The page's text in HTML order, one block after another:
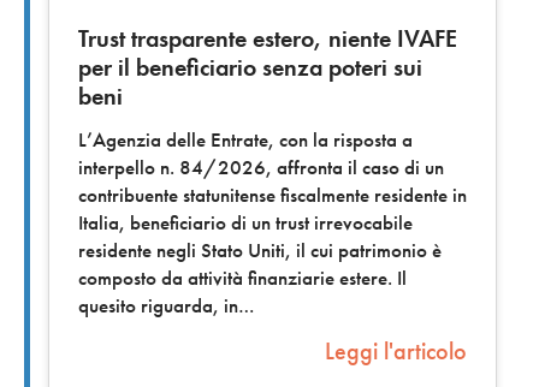
Trust trasparente estero, niente IVAFE
per il beneficiario senza poteri sui
beni
L’Agenzia delle Entrate, con la risposta a
interpello n. 84/2026, affronta il caso di un
contribuente statunitense fiscalmente residente in
Italia, beneficiario di un trust irrevocabile
residente negli Stato Uniti, il cui patrimonio è
composto da attività finanziarie estere. Il
quesito riguarda, in
Leggi l'articolo